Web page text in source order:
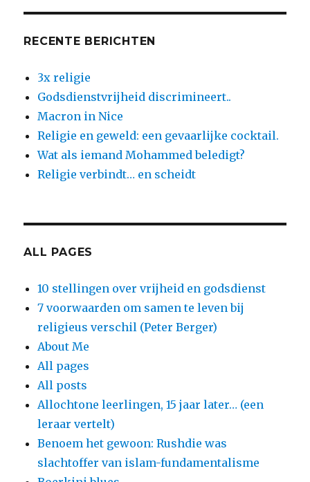
auteurs
erover
schrijven
RECENTE BERICHTEN
3x religie
Godsdienstvrijheid discrimineert..
Macron in Nice
Religie en geweld: een gevaarlijke cocktail.
Wat als iemand Mohammed beledigt?
Religie verbindt… en scheidt
ALL PAGES
10 stellingen over vrijheid en godsdienst
7 voorwaarden om samen te leven bij
religieus verschil (Peter Berger)
About Me
All pages
All posts
Allochtone leerlingen, 15 jaar later… (een
leraar vertelt)
Benoem het gewoon: Rushdie was
slachtoffer van islam-fundamentalisme